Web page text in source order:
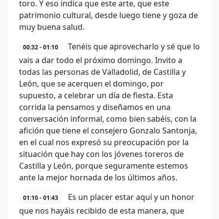
toro. Y eso indica que este arte, que este
patrimonio cultural, desde luego tiene y goza de
muy buena salud.
00:32 - 01:10
Tenéis que aprovecharlo y sé que lo
vais a dar todo el próximo domingo. Invito a
todas las personas de Valladolid, de Castilla y
León, que se acerquen el domingo, por
supuesto, a celebrar un día de fiesta. Esta
corrida la pensamos y diseñamos en una
conversación informal, como bien sabéis, con la
afición que tiene el consejero Gonzalo Santonja,
en el cual nos expresó su preocupación por la
situación que hay con los jóvenes toreros de
Castilla y León, porque seguramente estemos
ante la mejor hornada de los últimos años.
01:10 - 01:43
Es un placer estar aquí y un honor
que nos hayáis recibido de esta manera, que